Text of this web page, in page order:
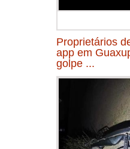
Proprietários
app em
golpe ...